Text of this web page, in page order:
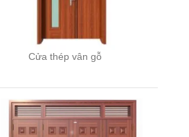
Cửa thép vân gỗ